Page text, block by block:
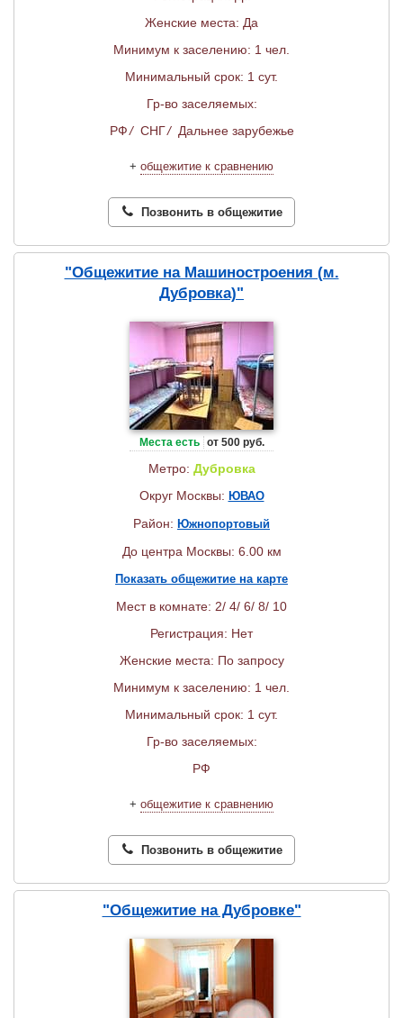
Женские места: Да
Минимум к заселению: 1 чел.
Минимальный срок: 1 сут.
Гр-во заселяемых:
РФ/ СНГ/ Дальнее зарубежье
+ общежитие к сравнению
Позвонить в общежитие
"Общежитие на Машиностроения (м.
Дубровка)"
Места есть от 500 руб.
Метро: Дубровка
Округ Москвы: ЮВАО
Район: Южнопортовый
До центра Москвы: 6.00 км
Показать общежитие на карте
Мест в комнате: 2/ 4/ 6/ 8/ 10
Регистрация: Нет
Женские места: По запросу
Минимум к заселению: 1 чел.
Минимальный срок: 1 сут.
Гр-во заселяемых:
РФ
+ общежитие к сравнению
Позвонить в общежитие
"Общежитие на Дубровке"